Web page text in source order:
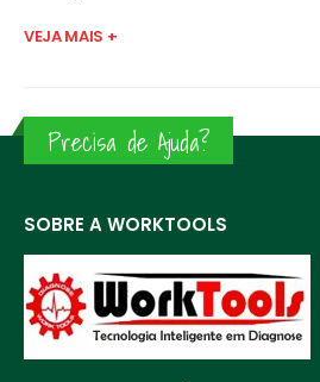
VEJA MAIS +
Precisa de Ajuda?
SOBRE A WORKTOOLS